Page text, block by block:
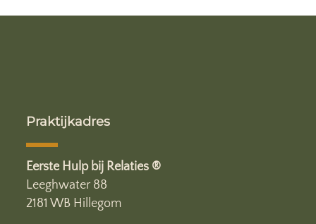
Praktijkadres
Eerste Hulp bij Relaties ®
Leeghwater 88
2181 WB Hillegom